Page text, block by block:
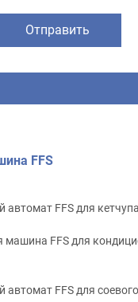
Отправить
FFS
автомат FFS для кетчупа
машина FFS для
автомат FFS для